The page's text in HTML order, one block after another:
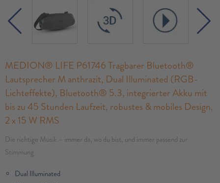
MEDION® LIFE P61746 Tragbarer Bluetooth®
Lautsprecher M anthrazit, Dual Illuminated (RGB-
Lichteffekte), Bluetooth® 5.3, integrierter Akku mit
bis zu 45 Stunden Laufzeit, robustes & mobiles Design,
2 x 15 W RMS
Die richtige Musik – immer da, wo du bist, und immer passend zur
Stimmung
Dual Illuminated